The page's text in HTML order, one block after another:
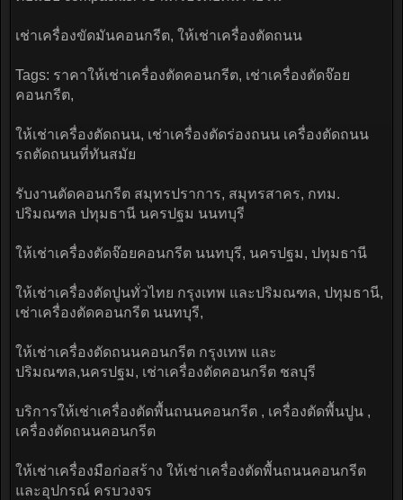
เช่าเครื่องขัดมันคอนกรีต, ให้เช่าเครื่องตัดถนน
Tags: ราคาให้เช่าเครื่องตัดคอนกรีต, เช่าเครื่องตัดจ๊อย
คอนกรีต,
ให้เช่าเครื่องตัดถนน, เช่าเครื่องตัดร่องถนน เครื่องตัดถนน
รถตัดถนนที่ทันสมัย
รับงานตัดคอนกรีต สมุทรปราการ, สมุทรสาคร, กทม.
ปริมณฑล ปทุมธานี นครปฐม นนทบุรี
ให้เช่าเครื่องตัดจ๊อยคอนกรีต นนทบุรี, นครปฐม, ปทุมธานี
ให้เช่าเครื่องตัดปูนทั่วไทย กรุงเทพ และปริมณฑล, ปทุมธานี,
เช่าเครื่องตัดคอนกรีต นนทบุรี,
ให้เช่าเครื่องตัดถนนคอนกรีต กรุงเทพ และ
ปริมณฑล,นครปฐม, เช่าเครื่องตัดคอนกรีต ชลบุรี
บริการให้เช่าเครื่องตัดพื้นถนนคอนกรีต , เครื่องตัดพื้นปูน ,
เครื่องตัดถนนคอนกรีต
ให้เช่าเครื่องมือก่อสร้าง ให้เช่าเครื่องตัดพื้นถนนคอนกรีต
และอุปกรณ์ ครบวงจร